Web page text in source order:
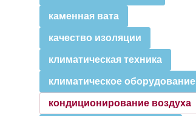
каменная вата
качество изоляции
климатическая техника
климатическое оборудование
кондиционирование воздуха